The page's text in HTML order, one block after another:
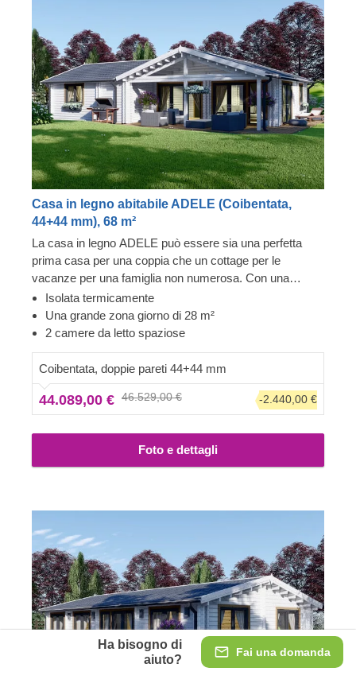
Fai una domanda
Ha bisogno di
aiuto?
Casa in legno abitabile ADELE (Coibentata,
44+44 mm), 68 m²
La casa in legno ADELE può essere sia una perfetta
prima casa per una coppia che un cottage per le
vacanze per una famiglia non numerosa. Con una
disposizione degli spazi estremamente funzionale - due
camere da letto da un lato e un salotto spazioso con
cucina dall'altro - ADELE è una rappresentazione
legno oltre che straordinariamente comode. Ricorda che
la casa è consegnata come kit senza verniciatura, che
può essere richiesta come extra. Come vedi la facciata
bianca è semlicemente splendida!
Isolata termicamente
Una grande zona giorno di 28 m²
2 camere da letto spaziose
Coibentata, doppie pareti 44+44 mm
44.089,00 € 46.529,00 € -2.440,00 €
Foto e dettagli